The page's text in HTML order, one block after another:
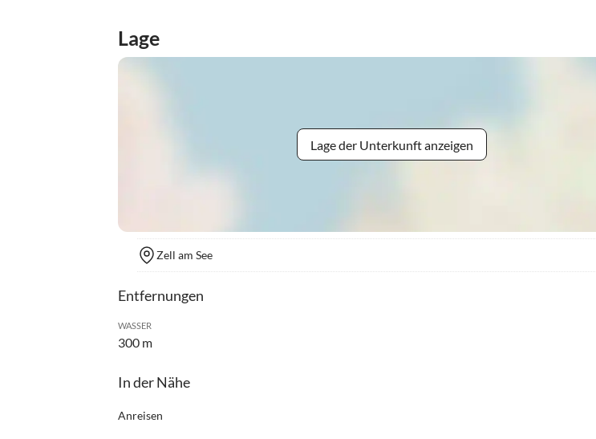
Lage
Lage der Unterkunft anzeigen
Zell am See
Entfernungen
WASSER
300 m
In der Nähe
Anreisen